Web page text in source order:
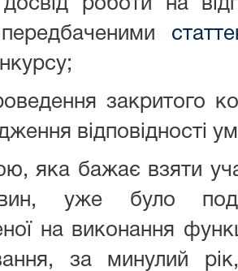
досвід роботи на
закритого
відповідності
яка бажає взяти
уже було
на виконання
за минулий